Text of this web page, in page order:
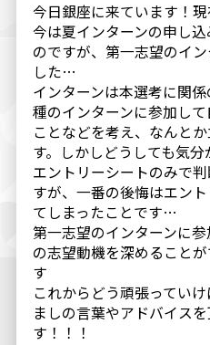
今日銀座に来ています！
今は夏インターンの申し
のですが、第一志望のイ
した…
インターンは本選考に関
種のインターンに参加し
ことなどを考え、なんと
す。しかしどうしても気分
エントリーシートのみで
すが、一番の後悔はエン
てしまったことです…
第一志望のインターンに
の志望動機を深めること
す
これからどう頑張ってい
ましの言葉やアドバイス
す！！！